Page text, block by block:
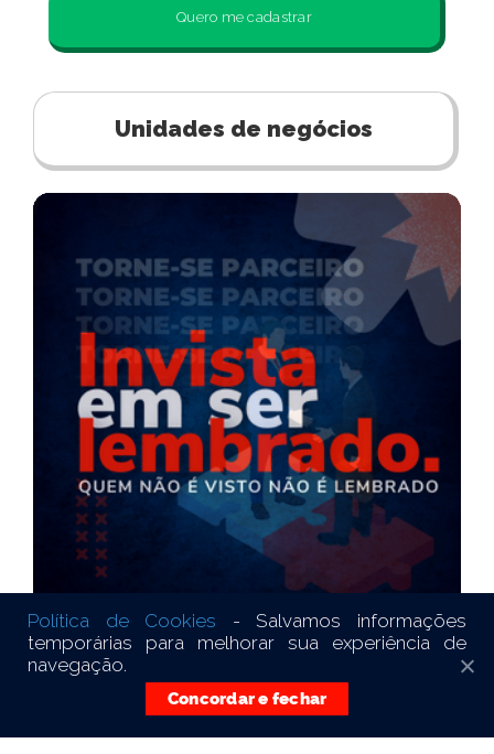
Quero me cadastrar
Unidades de negócios
Política de Cookies - Salvamos informações
temporárias para melhorar sua experiência de
navegação.
Concordar e fechar